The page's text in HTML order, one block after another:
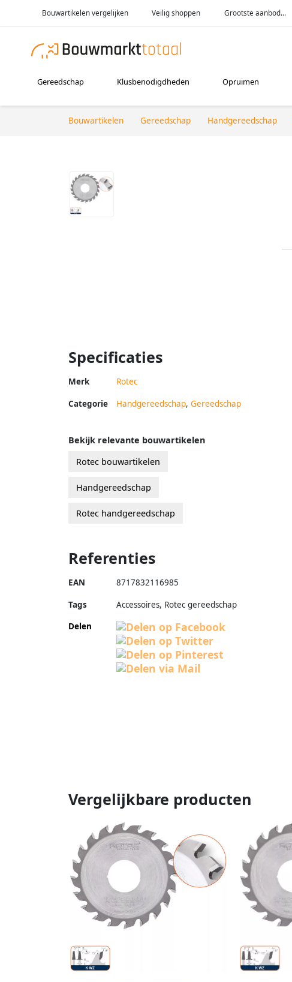
Bouwartikelen vergelijken Veilig shoppen Grootste aanbod...
Gereedschap Klusbenodigdheden Opruimen
Bouwartikelen Gereedschap Handgereedschap
Specificaties
Merk Rotec
Categorie Handgereedschap, Gereedschap
Bekijk relevante bouwartikelen
Rotec bouwartikelen
Handgereedschap
Rotec handgereedschap
Referenties
EAN 8717832116985
Tags
Accessoires, Rotec gereedschap
Delen
Vergelijkbare producten